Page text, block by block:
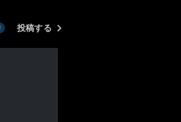
投稿する